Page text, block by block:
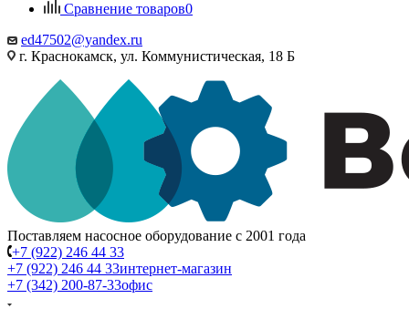
Сравнение товаров0
ed47502@yandex.ru
г. Краснокамск, ул. Коммунистическая, 18 Б
Поставляем насосное оборудование с 2001 года
+7 (922) 246 44 33
+7 (922) 246 44 33интернет-магазин
+7 (342) 200-87-33офис